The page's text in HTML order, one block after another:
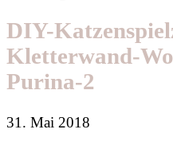
DIY-
Kletterwand-
Purina-2
31. Mai 2018